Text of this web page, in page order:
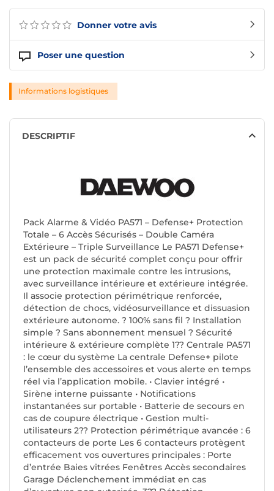
Donner votre avis
Poser une question
Informations logistiques
DESCRIPTIF
Pack Alarme & Vidéo PA571 – Defense+ Protection
Totale – 6 Accès Sécurisés – Double Caméra
Extérieure – Triple Surveillance Le PA571 Defense+
est un pack de sécurité complet conçu pour offrir
une protection maximale contre les intrusions,
avec surveillance intérieure et extérieure intégrée.
Il associe protection périmétrique renforcée,
détection de chocs, vidéosurveillance et dissuasion
extérieure autonome. ? 100% sans fil ? Installation
simple ? Sans abonnement mensuel ? Sécurité
intérieure & extérieure complète 1?? Centrale PA571
: le cœur du système La centrale Defense+ pilote
l’ensemble des accessoires et vous alerte en temps
réel via l’application mobile. • Clavier intégré •
Sirène interne puissante • Notifications
instantanées sur portable • Batterie de secours en
cas de coupure électrique • Gestion multi-
utilisateurs 2?? Protection périmétrique avancée : 6
contacteurs de porte Les 6 contacteurs protègent
efficacement vos ouvertures principales : Porte
d’entrée Baies vitrées Fenêtres Accès secondaires
Garage Déclenchement immédiat en cas